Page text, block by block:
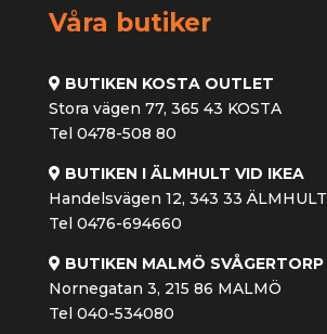
Våra butiker
BUTIKEN KOSTA OUTLET
Stora vägen 77, 365 43 KOSTA
Tel 0478-508 80
BUTIKEN I ÄLMHULT VID IKEA
Handelsvägen 12, 343 33 ÄLMHULT
Tel 0476-694660
BUTIKEN MALMÖ SVÅGERTORP
Nornegatan 3, 215 86 MALMÖ
Tel 040-534080